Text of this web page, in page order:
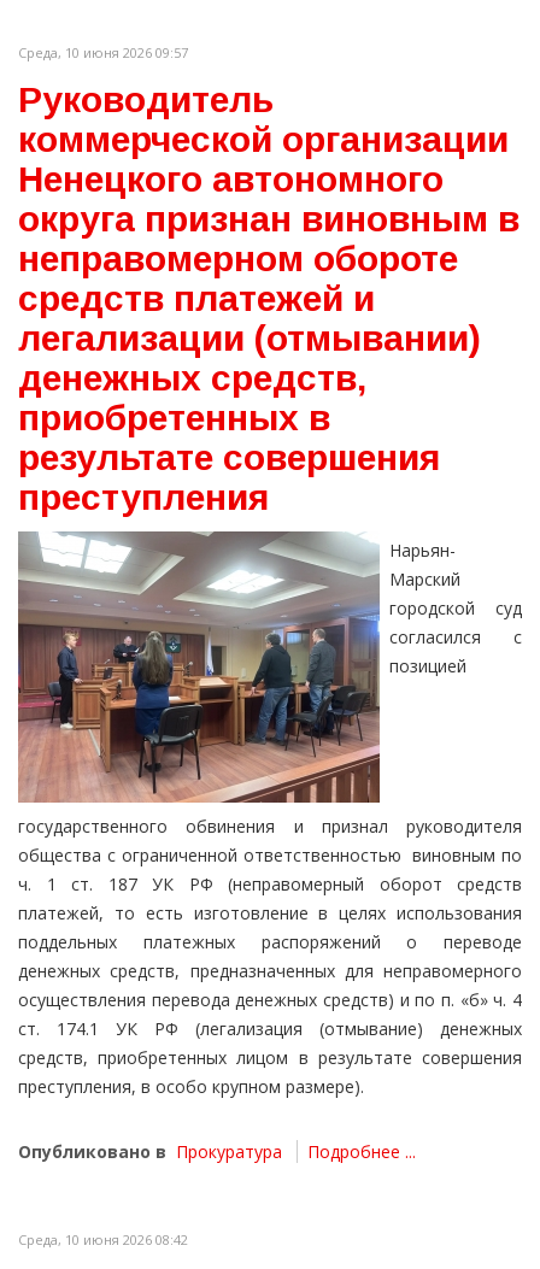
Среда, 10 июня 2026 09:57
Руководитель
коммерческой организации
Ненецкого автономного
округа признан виновным в
неправомерном обороте
средств платежей и
легализации (отмывании)
денежных средств,
приобретенных в
результате совершения
преступления
Нарьян-
Марский
городской суд
согласился с
позицией
государственного обвинения и признал руководителя
общества с ограниченной ответственностью виновным по
ч. 1 ст. 187 УК РФ (неправомерный оборот средств
платежей, то есть изготовление в целях использования
поддельных платежных распоряжений о переводе
денежных средств, предназначенных для неправомерного
осуществления перевода денежных средств) и по п. «б» ч. 4
ст. 174.1 УК РФ (легализация (отмывание) денежных
средств, приобретенных лицом в результате совершения
преступления, в особо крупном размере).
Опубликовано в Прокуратура Подробнее ...
Среда, 10 июня 2026 08:42